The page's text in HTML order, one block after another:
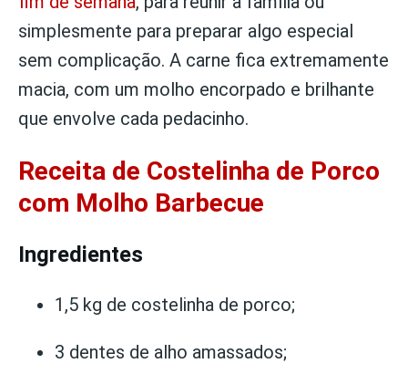
simplesmente para preparar algo especial
sem complicação. A carne fica extremamente
macia, com um molho encorpado e brilhante
que envolve cada pedacinho.
Receita de Costelinha de Porco
com Molho Barbecue
Ingredientes
1,5 kg de costelinha de porco;
3 dentes de alho amassados;